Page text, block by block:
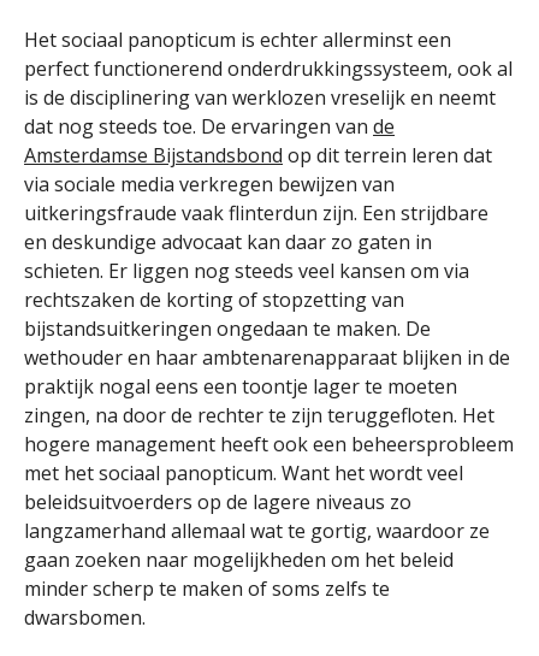
Het sociaal panopticum is echter allerminst een
perfect functionerend onderdrukkingssysteem, ook al
is de disciplinering van werklozen vreselijk en neemt
dat nog steeds toe. De ervaringen van de
Amsterdamse Bijstandsbond op dit terrein leren dat
via sociale media verkregen bewijzen van
uitkeringsfraude vaak flinterdun zijn. Een strijdbare
en deskundige advocaat kan daar zo gaten in
schieten. Er liggen nog steeds veel kansen om via
rechtszaken de korting of stopzetting van
bijstandsuitkeringen ongedaan te maken. De
wethouder en haar ambtenarenapparaat blijken in de
praktijk nogal eens een toontje lager te moeten
zingen, na door de rechter te zijn teruggefloten. Het
hogere management heeft ook een beheersprobleem
met het sociaal panopticum. Want het wordt veel
beleidsuitvoerders op de lagere niveaus zo
langzamerhand allemaal wat te gortig, waardoor ze
gaan zoeken naar mogelijkheden om het beleid
minder scherp te maken of soms zelfs te
dwarsbomen.